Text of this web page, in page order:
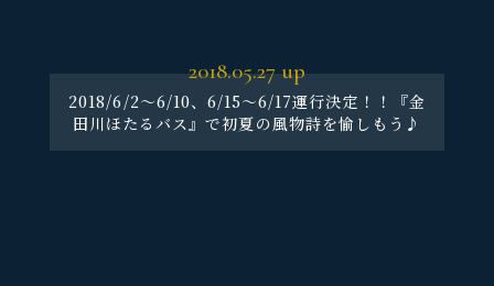
2018.05.27up
2018/6/2～6/10、6/15～6/17運行決定！！『金
田川ほたるバス』で初夏の風物詩を愉しもう♪